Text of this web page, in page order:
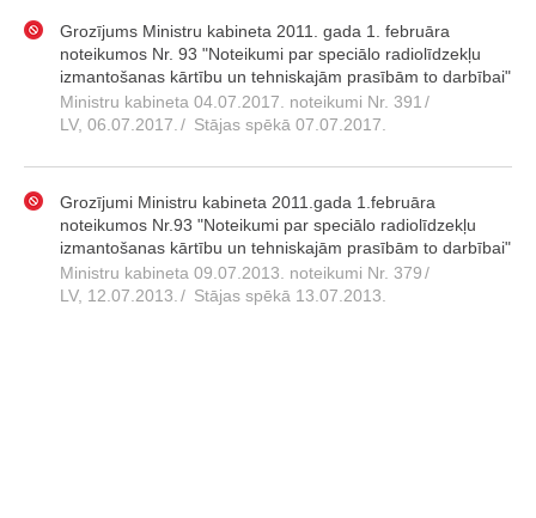
Grozījums Ministru kabineta 2011. gada 1. februāra
noteikumos Nr. 93 "Noteikumi par speciālo radiolīdzekļu
izmantošanas kārtību un tehniskajām prasībām to darbībai"
Ministru kabineta 04.07.2017. noteikumi Nr. 391 /
LV, 06.07.2017. / Stājas spēkā 07.07.2017.
Grozījumi Ministru kabineta 2011.gada 1.februāra
noteikumos Nr.93 "Noteikumi par speciālo radiolīdzekļu
izmantošanas kārtību un tehniskajām prasībām to darbībai"
Ministru kabineta 09.07.2013. noteikumi Nr. 379/
LV, 12.07.2013. / Stājas spēkā 13.07.2013.